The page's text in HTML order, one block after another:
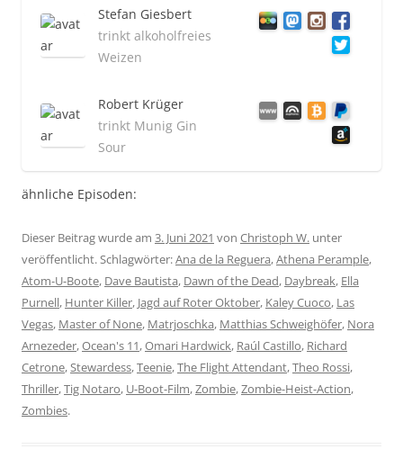
Stefan Giesbert
trinkt alkoholfreies
Weizen
Robert Krüger
trinkt Munig Gin
Sour
ähnliche Episoden:
Dieser Beitrag wurde am 3. Juni 2021 von Christoph W. unter
veröffentlicht. Schlagwörter:Ana de la Reguera,Athena Perample,
Atom-U-Boote, Dave Bautista, Dawn of the Dead, Daybreak, Ella
Purnell, Hunter Killer, Jagd auf Roter Oktober, Kaley Cuoco, Las
Vegas, Master of None, Matrjoschka, Matthias Schweighöfer, Nora
Arnezeder,Ocean's 11,Omari Hardwick, Raúl Castillo, Richard
Cetrone,Stewardess,Teenie,The Flight Attendant,Theo Rossi,
Thriller,Tig Notaro, U-Boot-Film,Zombie,Zombie-Heist-Action,
Zombies.